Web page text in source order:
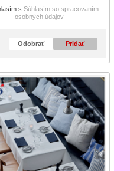
s Súhlasím so spracovaním
osobných údajov
Odobrať Pridať